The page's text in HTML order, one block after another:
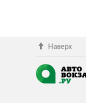
Наверх